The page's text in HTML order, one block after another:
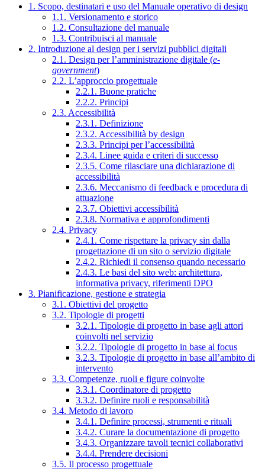
1. Scopo, destinatari e uso del Manuale operativo di design
1.1. Versionamento e storico
1.2. Consultazione del manuale
1.3. Contribuisci al manuale
2. Introduzione al design per i servizi pubblici digitali
2.1. Design per l’amministrazione digitale (e-
government)
2.2. L’approccio progettuale
2.2.1. Buone pratiche
2.2.2. Principi
2.3. Accessibilità
2.3.1. Definizione
2.3.2. Accessibilità by design
2.3.3. Principi per l’accessibilità
2.3.4. Linee guida e criteri di successo
2.3.5. Come rilasciare una dichiarazione di
accessibilità
2.3.6. Meccanismo di feedback e procedura di
attuazione
2.3.7. Obiettivi accessibilità
2.3.8. Normativa e approfondimenti
2.4. Privacy
2.4.1. Come rispettare la privacy sin dalla
progettazione di un sito o servizio digitale
2.4.2. Richiedi il consenso quando necessario
2.4.3. Le basi del sito web: architettura,
informativa privacy, riferimenti DPO
3. Pianificazione, gestione e strategia
3.1. Obiettivi del progetto
3.2. Tipologie di progetti
3.2.1. Tipologie di progetto in base agli attori
coinvolti nel servizio
3.2.2. Tipologie di progetto in base al focus
3.2.3. Tipologie di progetto in base all’ambito di
intervento
3.3. Competenze, ruoli e figure coinvolte
3.3.1. Coordinatore di progetto
3.3.2. Definire ruoli e responsabilità
3.4. Metodo di lavoro
3.4.1. Definire processi, strumenti e rituali
3.4.2. Curare la documentazione di progetto
3.4.3. Organizzare tavoli tecnici collaborativi
3.4.4. Prendere decisioni
3.5. Il processo progettuale